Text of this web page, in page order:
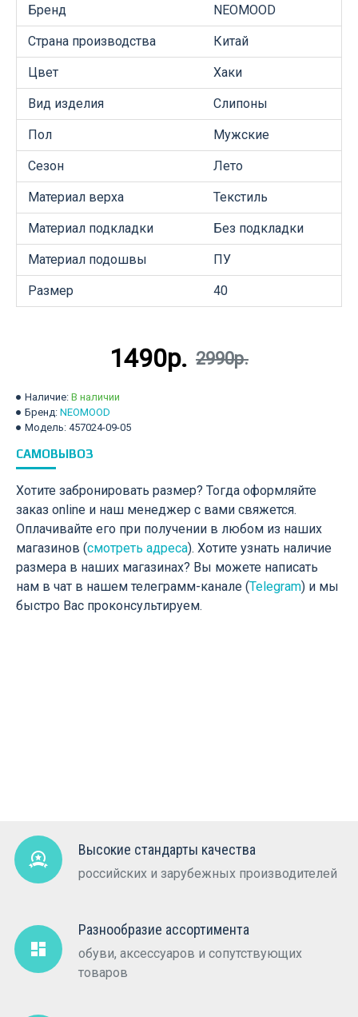
Бренд NEOMOOD
Страна производства Китай
Цвет Хаки
Вид изделия Слипоны
Пол Мужские
Сезон Лето
Материал верха Текстиль
Материал подкладки Без подкладки
Материал подошвы ПУ
Размер 40
Наличие: В наличии
Бренд: NEOMOOD
Модель: 457024-09-05
1490р. 2990р.
САМОВЫВОЗ
Хотите забронировать размер? Тогда оформляйте
заказ online и наш менеджер с вами свяжется.
Оплачивайте его при получении в любом из наших
магазинов (смотреть адреса). Хотите узнать наличие
размера в наших магазинах? Вы можете написать
нам в чат в нашем телеграмм-канале (Telegram) и мы
быстро Вас проконсультируем.
Высокие стандарты качества
российских и зарубежных производителей
Разнообразие ассортимента
обуви, аксессуаров и сопутствующих
товаров